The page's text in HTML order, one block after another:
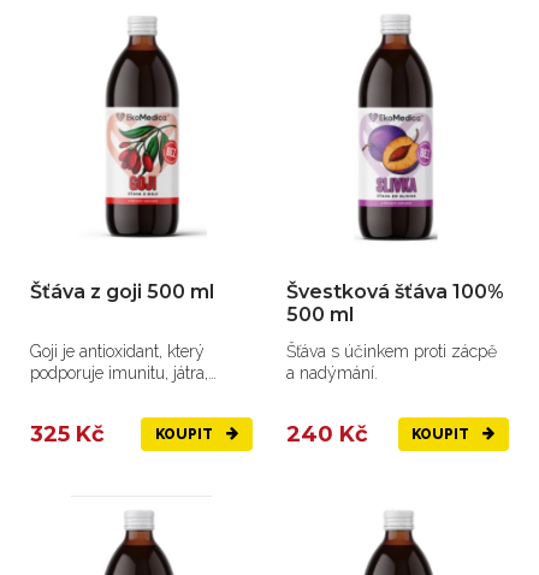
Šťáva z goji 500 ml
Goji je antioxidant, který
podporuje imunitu, játra,
325 Kč KOUPIT
Švestková šťáva 100%
500 ml
Šťáva s účinkem proti zácpě
a nadýmání.
240 Kč KOUPIT